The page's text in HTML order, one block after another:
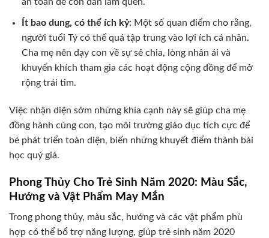
an toàn để con dần làm quen.
Ít bao dung, có thể ích kỷ:Một số quan điểm cho rằng,
người tuổi Tý có thể quá tập trung vào lợi ích cá nhân.
Cha mẹ nên dạy con về sự sẻ chia, lòng nhân ái và
khuyến khích tham gia các hoạt động cộng đồng để mở
rộng trái tim.
Việc nhận diện sớm những khía cạnh này sẽ giúp cha mẹ
đồng hành cùng con, tạo môi trường giáo dục tích cực để
bé phát triển toàn diện, biến những khuyết điểm thành bài
học quý giá.
Phong Thủy Cho Trẻ Sinh Năm 2020: Màu Sắc,
Hướng và Vật Phẩm May Mắn
Trong phong thủy, màu sắc, hướng và các vật phẩm phù
hợp có thể bổ trợ năng lượng, giúp trẻ sinh năm 2020